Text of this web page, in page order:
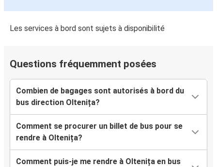
Les services à bord sont sujets à disponibilité
Questions fréquemment posées
Combien de bagages sont autorisés à bord du
bus direction Oltenița?
Comment se procurer un billet de bus pour se
rendre à Oltenița?
Comment puis-je me rendre à Oltenița en bus